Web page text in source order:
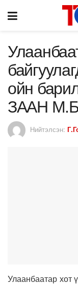
ойн
ЗААН
Нийтэлсэн:
Улаанбаатар хот